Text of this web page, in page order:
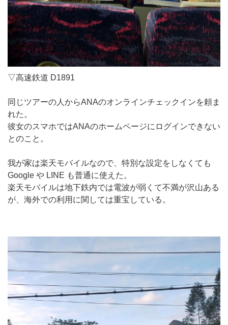
▽高速鉄道 D1891
同じツアーの人からANAのオンラインチェックインを頼ま
れた。
彼女のスマホではANAのホームページにログインできない
とのこと。
我が家は楽天モバイルなので、特別な設定をしなくても
Google や LINE も普通に使えた。
楽天モバイルは地下鉄内では電波が弱くて不満が沢山ある
が、海外での利用に関しては重宝している。